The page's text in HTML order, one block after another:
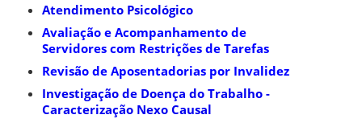
Atendimento Psicológico
Avaliação e Acompanhamento de
Servidores com Restrições de Tarefas
Revisão de Aposentadorias por Invalidez
Investigação de Doença do Trabalho -
Caracterização Nexo Causal